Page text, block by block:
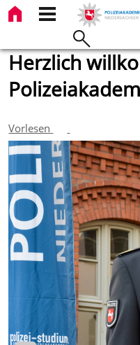
Herzlich
Vorlesen